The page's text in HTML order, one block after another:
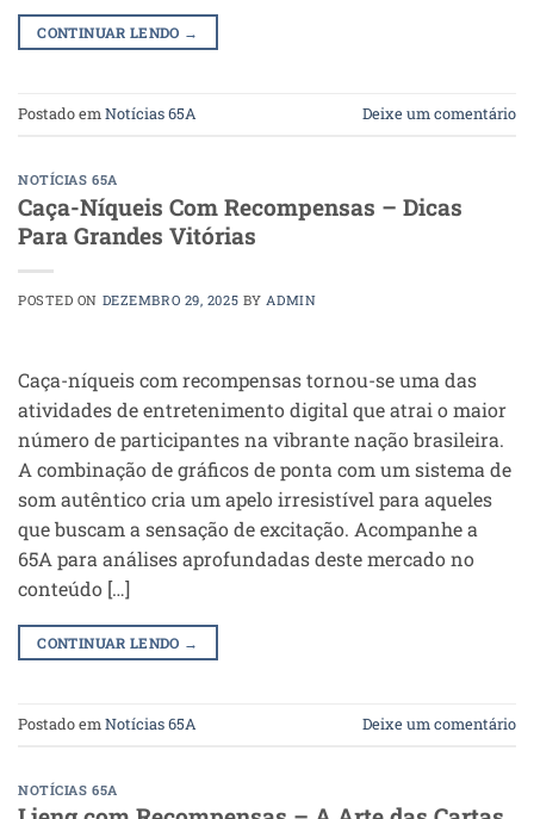
CONTINUAR LENDO →
Postado emNotícias 65A Deixe um comentário
NOTÍCIAS 65A
Caça-Níqueis Com Recompensas – Dicas
Para Grandes Vitórias
POSTED ON DEZEMBRO 29, 2025 BY ADMIN
Caça-níqueis com recompensas tornou-se uma das
atividades de entretenimento digital que atrai o maior
número de participantes na vibrante nação brasileira.
A combinação de gráficos de ponta com um sistema de
som autêntico cria um apelo irresistível para aqueles
que buscam a sensação de excitação. Acompanhe a
65A para análises aprofundadas deste mercado no
conteúdo […]
CONTINUAR LENDO →
Postado em Notícias 65A Deixe um comentário
NOTÍCIAS 65A